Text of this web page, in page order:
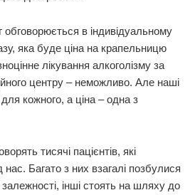
обговорюється в індивідуальному
яка буде ціна на крапельницю
лікування алкоголізму за
центру – неможливо. Але наші
кожного, а ціна – одна з
тисячі пацієнтів, які
Багато з них взагалі позбулися
інші стоять на шляху до